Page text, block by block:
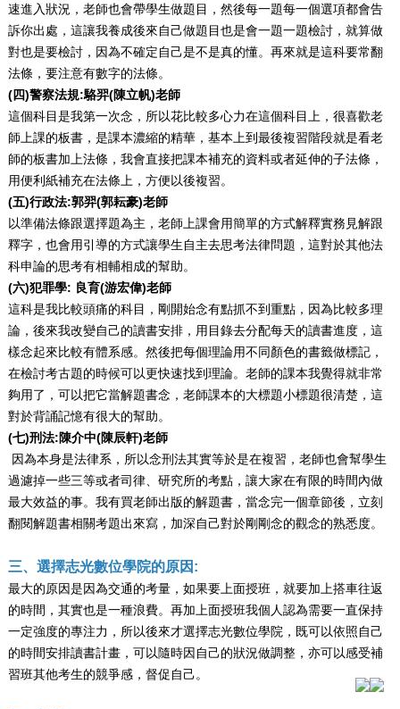
速進入狀況，老師也會帶學生做題目，然後每一題每一個選項都會告
訴你出處，這讓我養成後來自己做題目也是會一題一題檢討，就算做
對也是要檢討，因為不確定自己是不是真的懂。再來就是這科要常翻
法條，要注意有數字的法條。
(四)警察法規:駱羿(陳立帆)老師
這個科目是我第一次念，所以花比較多心力在這個科目上，很喜歡老
師上課的板書，是課本濃縮的精華，基本上到最後複習階段就是看老
師的板書加上法條，我會直接把課本補充的資料或者延伸的子法條，
用便利紙補充在法條上，方便以後複習。
(五)行政法:郭羿(郭耘豪)老師
以準備法條跟選擇題為主，老師上課會用簡單的方式解釋實務見解跟
釋字，也會用引導的方式讓學生自主去思考法律問題，這對於其他法
科申論的思考有相輔相成的幫助。
(六)犯罪學: 良育(游宏偉)老師
這科是我比較頭痛的科目，剛開始念有點抓不到重點，因為比較多理
論，後來我改變自己的讀書安排，用目錄去分配每天的讀書進度，這
樣念起來比較有體系感。然後把每個理論用不同顏色的書籤做標記，
在檢討考古題的時候可以更快速找到理論。老師的課本我覺得就非常
夠用了，可以把它當解題書念，老師課本的大標題小標題很清楚，這
對於背誦記憶有很大的幫助。
(七)刑法:陳介中(陳辰軒)老師
因為本身是法律系，所以念刑法其實等於是在複習，老師也會幫學生
過濾掉一些三等或者司律、研究所的考點，讓大家在有限的時間內做
最大效益的事。我有買老師出版的解題書，當念完一個章節後，立刻
翻閱解題書相關考題出來寫，加深自己對於剛剛念的觀念的熟悉度。
三、選擇志光數位學院的原因:
最大的原因是因為交通的考量，如果要上面授班，就要加上搭車往返
的時間，其實也是一種浪費。再加上面授班我個人認為需要一直保持
一定強度的專注力，所以後來才選擇志光數位學院，既可以依照自己
的時間安排讀書計畫，可以隨時因自己的狀況做調整，亦可以感受補
習班其他考生的競爭感，督促自己。